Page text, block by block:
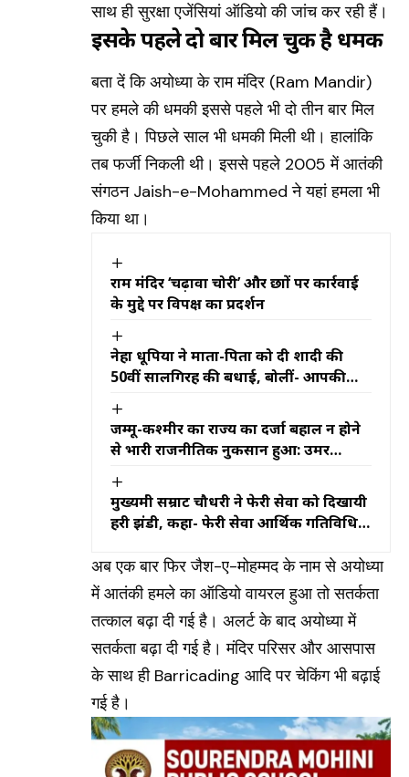
साथ ही सुरक्षा एजेंसियां ऑडियो की जांच कर रही हैं।
इसके पहले दो बार मिल चुकी है धमकी
बता दें कि अयोध्या के राम मंदिर (Ram Mandir)
पर हमले की धमकी इससे पहले भी दो तीन बार मिल
चुकी है। पिछले साल भी धमकी मिली थी। हालांकि
तब फर्जी निकली थी। इससे पहले 2005 में आतंकी
संगठन Jaish-e-Mohammed ने यहां हमला भी
किया था।
राम मंदिर ‘चढ़ावा चोरी’ और छात्रों पर कार्रवाई
के मुद्दे पर विपक्ष का प्रदर्शन
नेहा धूपिया ने माता-पिता को दी शादी की
50वीं सालगिरह की बधाई, बोलीं- आपकी
जम्मू-कश्मीर का राज्य का दर्जा बहाल न होने
से भारी राजनीतिक नुकसान हुआ: उमर
मुख्यमंत्री सम्राट चौधरी ने फेरी सेवा को दिखायी
हरी झंडी, कहा- फेरी सेवा आर्थिक गतिविधियों
अब एक बार फिर जैश-ए-मोहम्मद के नाम से अयोध्या
में आतंकी हमले का ऑडियो वायरल हुआ तो सतर्कता
तत्काल बढ़ा दी गई है। अलर्ट के बाद अयोध्या में
सतर्कता बढ़ा दी गई है। मंदिर परिसर और आसपास
के साथ ही Barricading आदि पर चेकिंग भी बढ़ाई
गई है।